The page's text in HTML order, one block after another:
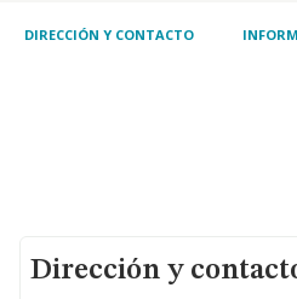
inversión en
DIRECCIÓN Y CONTACTO
Dirección y